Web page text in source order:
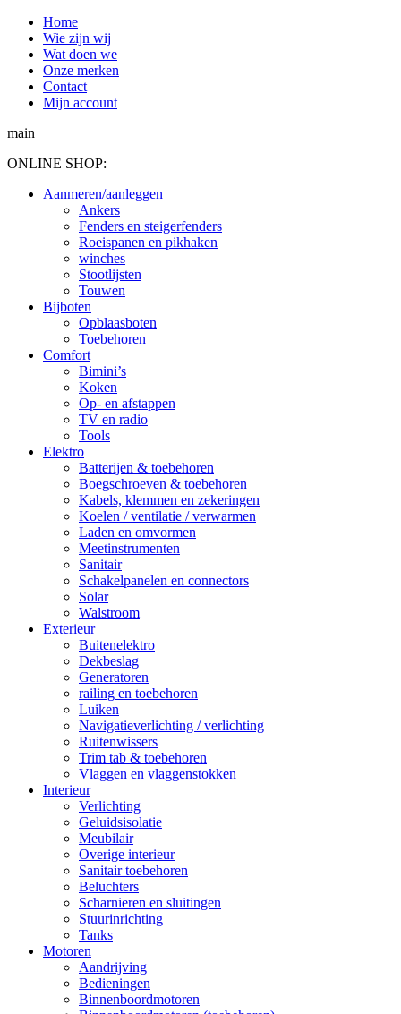
Spring
naar
content
Home
Wie zijn wij
Wat doen we
Onze merken
Contact
Mijn account
main
ONLINE SHOP:
Aanmeren/aanleggen
Ankers
Fenders en steigerfenders
Roeispanen en pikhaken
winches
Stootlijsten
Touwen
Bijboten
Opblaasboten
Toebehoren
Comfort
Bimini’s
Koken
Op- en afstappen
TV en radio
Tools
Elektro
Batterijen & toebehoren
Boegschroeven & toebehoren
Kabels, klemmen en zekeringen
Koelen / ventilatie / verwarmen
Laden en omvormen
Meetinstrumenten
Sanitair
Schakelpanelen en connectors
Solar
Walstroom
Exterieur
Buitenelektro
Dekbeslag
Generatoren
railing en toebehoren
Luiken
Navigatieverlichting / verlichting
Ruitenwissers
Trim tab & toebehoren
Vlaggen en vlaggenstokken
Interieur
Verlichting
Geluidsisolatie
Meubilair
Overige interieur
Sanitair toebehoren
Beluchters
Scharnieren en sluitingen
Stuurinrichting
Tanks
Motoren
Aandrijving
Bedieningen
Binnenboordmotoren